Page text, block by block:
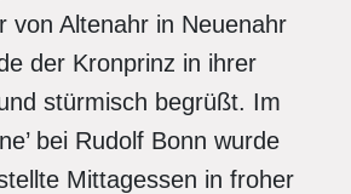
von Altenahr in Neuenahr
der Kronprinz in ihrer
stürmisch begrüßt. Im
bei Rudolf Bonn wurde
Mittagessen in froher